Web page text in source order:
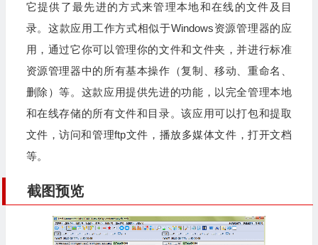
它提供了最先进的方式来管理本地和在线的文件及目
录。这款应用工作方式相似于Windows资源管理器的应
用，通过它你可以管理你的文件和文件夹，并进行标准
资源管理器中的所有基本操作（复制、移动、重命名、
删除）等。这款应用提供先进的功能，以完全管理本地
和在线存储的所有文件和目录。该应用可以打包和提取
文件，访问和管理ftp文件，播放多媒体文件，打开文档
等。
截图预览